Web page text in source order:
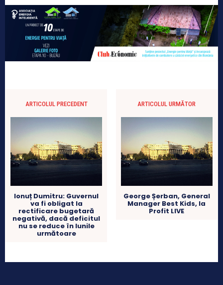
ARTICOLUL PRECEDENT
Ionuț Dumitru: Guvernul
va fi obligat la
rectificare bugetară
negativă, dacă deficitul
nu se reduce în lunile
următoare
ARTICOLUL URMĂTOR
George Șerban, General
Manager Best Kids, la
Profit LIVE